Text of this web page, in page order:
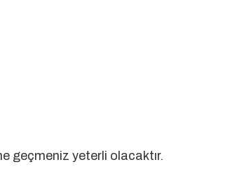
geçmeniz yeterli olacaktır.